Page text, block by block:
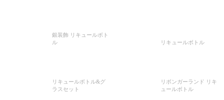
銀装飾 リキュールボト
ル
リキュールボトル
リキュールボトル&グ
ラスセット
リボンガーランド リキ
ュールボトル